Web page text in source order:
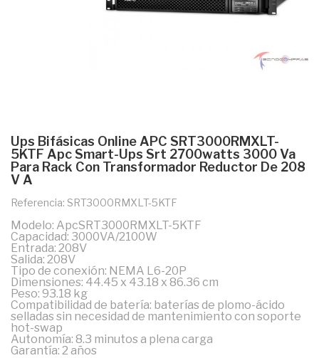
Ups Bifásicas Online APC SRT3000RMXLT-
5KTF Apc Smart-Ups Srt 2700watts 3000 Va
Para Rack Con Transformador Reductor De 208
V A
Referencia: SRT3000RMXLT-5KTF
Modelo: ApcSRT3000RMXLT-5KTF
Capacidad: 3000VA/2100W
Entrada: 208V
Salida: 208V
Tipo de conexión: NEMA L6-20P
Dimensiones: 44.45 x 43.18 x 86.36 cm
Peso: 93.18 kg
Compatibilidad de batería: baterías de plomo-ácido
selladas sin necesidad de mantenimiento con soporte
hot-swap
Autonomía: 8.3 minutos a plena carga
Garantía: 2 años